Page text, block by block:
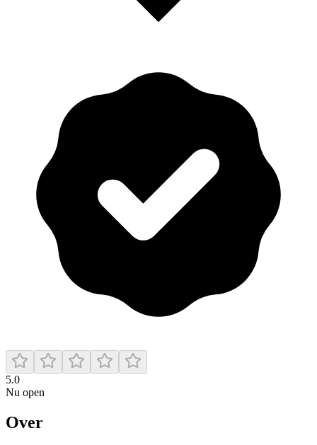
5.0
Nu open
Over